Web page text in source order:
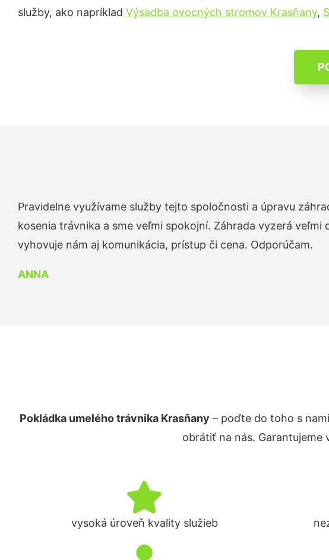
služby, ako napríklad Výsadba ovocných stromov Krasňany,
Pravidelne využívame služby tejto spoločnosti a úpravu
kosenia trávnika a sme veľmi spokojní. Záhrada vyzerá veľmi
vyhovuje nám aj komunikácia, prístup či cena. Odporúčam.
ANNA
Pokládka umelého trávnika Krasňany – poďte do toho s
obrátiť na nás. Garantujeme
vysoká úroveň kvality služieb